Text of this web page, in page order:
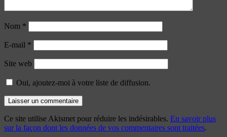
Nom *
E-mail *
Site web
Oui, ajoutez-moi à votre liste de diffusion.
Ce site utilise Akismet pour réduire les indésirables. En savoir plus
sur la façon dont les données de vos commentaires sont traitées.